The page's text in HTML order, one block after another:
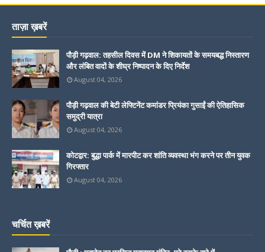
ताज़ा ख़बरें
पौड़ी गढ़वाल: तहसील दिवस में DM ने शिकायतों के समयबद्ध निस्तारण
और लंबित वादों के शीघ्र निष्पादन के दिए निर्देश
August 04, 2026
पौड़ी गढ़वाल की बेटी लेफ्टिनेंट कमांडर प्रियंका गुसाईं की ऐतिहासिक
समुद्री यात्रा
August 04, 2026
कोटद्वार: बुद्धा पार्क में मारपीट कर शांति व्यवस्था भंग करने पर तीन युवक
गिरफ्तार
August 04, 2026
चर्चित ख़बरें